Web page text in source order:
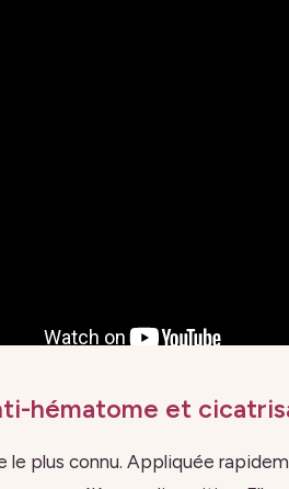
hématome et
le plus connu. Appliquée